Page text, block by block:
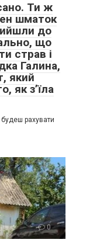
Ти ж
шматок
до
що
страв і
Галина,
який
як з’їла
рахувати
0